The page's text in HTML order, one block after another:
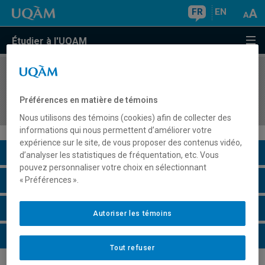
FR EN
Étudier à l'UQAM
COURS//
comparées
Description du cours
Horaire - Été 2026
Horaire - Automne 2026
Horaire - Hiver 2027
Préférences en matière de témoins
Nous utilisons des témoins (cookies) afin de collecter des
informations qui nous permettent d’améliorer votre
expérience sur le site, de vous proposer des contenus vidéo,
d’analyser les statistiques de fréquentation, etc. Vous
pouvez personnaliser votre choix en sélectionnant
« Préférences ».
Tout refuser
Autoriser les témoins